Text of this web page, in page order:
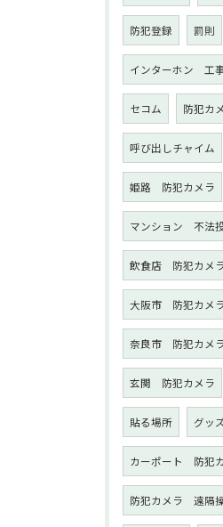
防犯登録 罰則
インターホン 工
セコム 防犯カ
呼び出しチャイム
姫路 防犯カメラ
マンション 不法
飲食店 防犯カメ
大阪市 防犯カメ
奈良市 防犯カメ
玄関 防犯カメラ
貼る場所 グッ
カーポート 防犯
防犯カメラ 遠隔